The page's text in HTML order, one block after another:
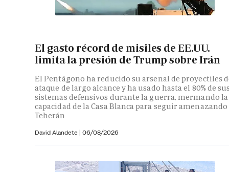
El gasto récord de misiles de EE.UU.
limita la presión de Trump sobre Irán
El Pentágono ha reducido su arsenal de proyectiles
ataque de largo alcance y ha usado hasta el 80% de
sistemas defensivos durante la guerra, mermando la
capacidad de la Casa Blanca para seguir amenazando
Teherán
David Alandete | 06/08/2026